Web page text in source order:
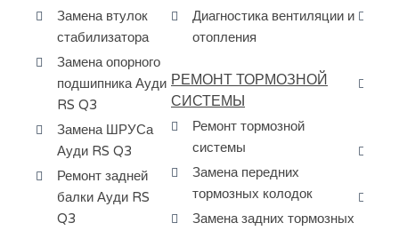
Замена втулок
стабилизатора
Замена опорного
подшипника Ауди
RS Q3
Замена ШРУСа
Ауди RS Q3
Ремонт задней
балки Ауди RS
Q3
Диагностика вентиляции и
отопления
РЕМОНТ ТОРМОЗНОЙ
СИСТЕМЫ
Ремонт тормозной
системы
Замена передних
тормозных колодок
Замена задних тормозных